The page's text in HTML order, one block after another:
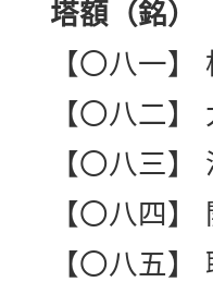
塔額（銘）
【〇八一
【〇八二
【〇八三
【〇八四
【〇八五